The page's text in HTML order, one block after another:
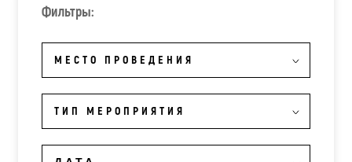
Фильтры:
МЕСТО ПРОВЕДЕНИЯ
ТИП МЕРОПРИЯТИЯ